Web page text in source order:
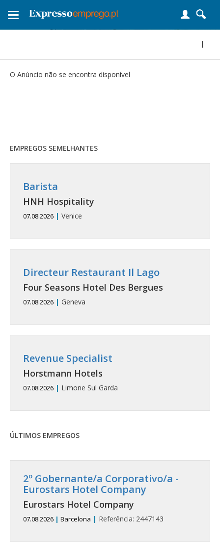
Toggle
|
O Anúncio não se encontra disponível
EMPREGOS SEMELHANTES
Barista
HNH Hospitality
07.08.2026 | Venice
Directeur Restaurant Il Lago
Four Seasons Hotel Des Bergues
07.08.2026 | Geneva
Revenue Specialist
Horstmann Hotels
07.08.2026 | Limone Sul Garda
ÚLTIMOS EMPREGOS
2º Gobernante/a Corporativo/a -
Eurostars Hotel Company
Eurostars Hotel Company
07.08.2026 | Barcelona | Referência: 2447143